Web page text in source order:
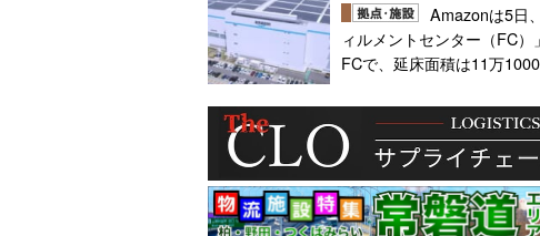
Amazonは5日
ィルメントセンター（FC
FCで、延床面積は11万